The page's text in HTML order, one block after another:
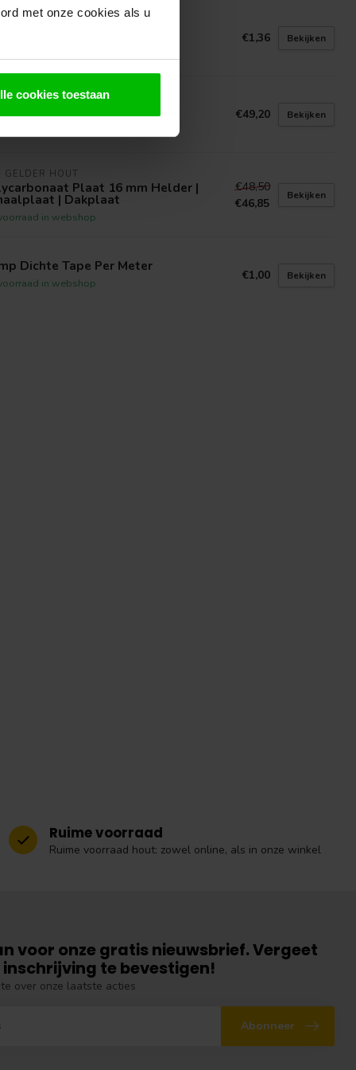
met onze cookies als u
cookies toestaan
€1,36 Bekijken
GELDER IJZERWAREN
€49,20 Bekijken
GELDER HOUT
Plaat 16 mm Helder |
| Dakplaat
in webshop
€48,50
€46,85
Bekijken
Dichte Tape Per Meter
in webshop
€1,00 Bekijken
Ruime voorraad
Ruime voorraad hout: zowel online, als in onze winkel
voor onze gratis nieuwsbrief. Vergeet
inschrijving te bevestigen!
over onze laatste acties
Abonneer